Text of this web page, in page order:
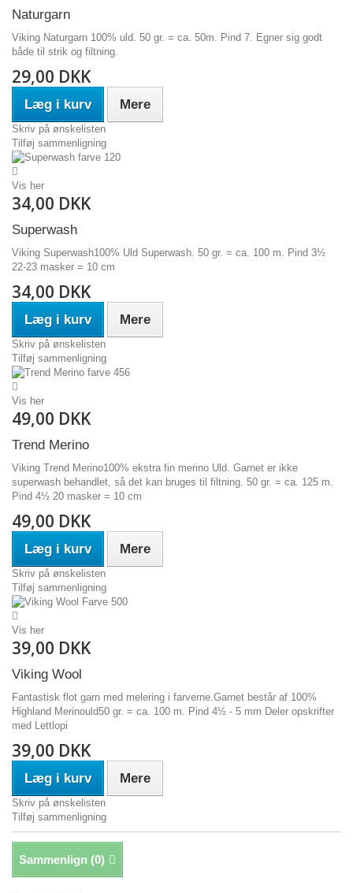
Naturgarn
Viking Naturgarn 100% uld. 50 gr. = ca. 50m. Pind 7. Egner sig godt
både til strik og filtning.
29,00 DKK
Læg i kurv Mere
Skriv på ønskelisten
Tilføj sammenligning
Vis her
34,00 DKK
Superwash
Viking Superwash100% Uld Superwash. 50 gr. = ca. 100 m. Pind 3½
22-23 masker = 10 cm
34,00 DKK
Læg i kurv Mere
Skriv på ønskelisten
Tilføj sammenligning
Vis her
49,00 DKK
Trend Merino
Viking Trend Merino100% ekstra fin merino Uld. Garnet er ikke
superwash behandlet, så det kan bruges til filtning. 50 gr. = ca. 125 m.
Pind 4½ 20 masker = 10 cm
49,00 DKK
Læg i kurv Mere
Skriv på ønskelisten
Tilføj sammenligning
Vis her
39,00 DKK
Viking Wool
Fantastisk flot garn med melering i farverne.Garnet består af 100%
Highland Merinould50 gr. = ca. 100 m. Pind 4½ - 5 mm Deler opskrifter
med Lettlopi
39,00 DKK
Læg i kurv Mere
Skriv på ønskelisten
Tilføj sammenligning
Sammenlign (0)